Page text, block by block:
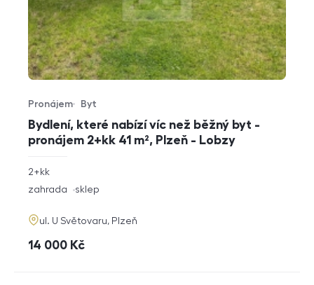
Bydlení, které nabízí víc než běžný byt -
pronájem 2+kk 41 m², Plzeň - Lobzy
Typ nabídky
Pronájem
Typ nemovitosti
Byt
rozměry
2+kk
funkce
zahrada sklep
adresa
ul. U Světovaru, Plzeň
cena
14 000 Kč